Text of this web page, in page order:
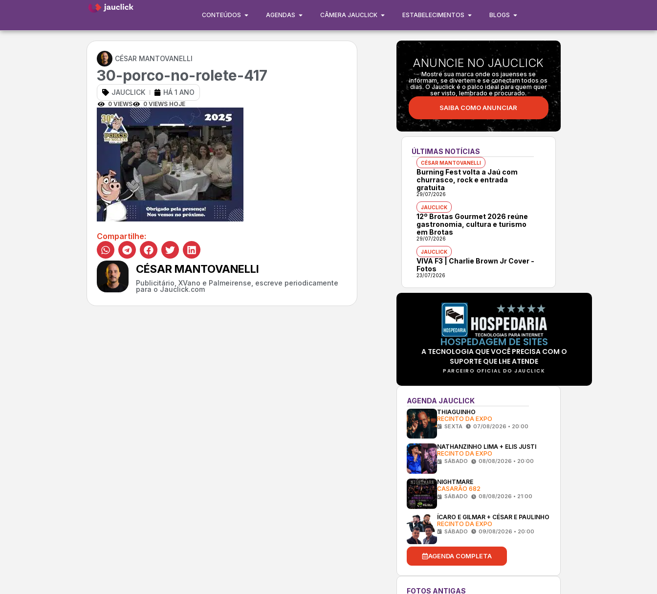
CONTEÚDOS AGENDAS CÂMERA JAUCLICK ESTABELECIMENTOS BLOGS
CÉSAR MANTOVANELLI
30-porco-no-rolete-417
JAUCLICK HÁ 1 ANO
0 VIEWS 0 VIEWS HOJE
Compartilhe:
CÉSAR MANTOVANELLI
Publicitário, XVano e Palmeirense, escreve periodicamente
para o Jauclick.com
ANUNCIE NO JAUCLICK
Mostre sua marca onde os jauenses se
informam, se divertem e se conectam todos os
dias. O Jauclick é o palco ideal para quem quer
ser visto, lembrado e procurado.
SAIBA COMO ANUNCIAR
ÚLTIMAS NOTÍCIAS
CÉSAR MANTOVANELLI
Burning Fest volta a Jaú com
churrasco, rock e entrada
gratuita
29/07/2026
JAUCLICK
12º Brotas Gourmet 2026 reúne
gastronomia, cultura e turismo
em Brotas
29/07/2026
JAUCLICK
VIVA F3 | Charlie Brown Jr Cover -
Fotos
23/07/2026
HOSPEDAGEM DE SITES
A TECNOLOGIA QUE VOCÊ PRECISA COM O
SUPORTE QUE LHE ATENDE
PARCEIRO OFICIAL DO JAUCLICK
AGENDA JAUCLICK
THIAGUINHO
RECINTO DA EXPO
SEXTA 07/08/2026 • 20:00
NATHANZINHO LIMA + ELIS JUSTI
RECINTO DA EXPO
SÁBADO 08/08/2026 • 20:00
NIGHTMARE
CASARÃO 682
SÁBADO 08/08/2026 • 21:00
ÍCARO E GILMAR + CÉSAR E PAULINHO
RECINTO DA EXPO
SÁBADO 09/08/2026 • 20:00
AGENDA COMPLETA
FOTOS ANTIGAS